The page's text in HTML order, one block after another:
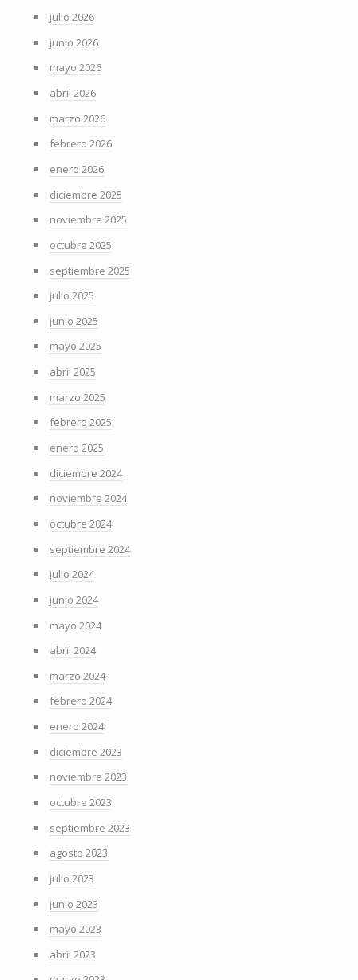
julio 2026
junio 2026
mayo 2026
abril 2026
marzo 2026
febrero 2026
enero 2026
diciembre 2025
noviembre 2025
octubre 2025
septiembre 2025
julio 2025
junio 2025
mayo 2025
abril 2025
marzo 2025
febrero 2025
enero 2025
diciembre 2024
noviembre 2024
octubre 2024
septiembre 2024
julio 2024
junio 2024
mayo 2024
abril 2024
marzo 2024
febrero 2024
enero 2024
diciembre 2023
noviembre 2023
octubre 2023
septiembre 2023
agosto 2023
julio 2023
junio 2023
mayo 2023
abril 2023